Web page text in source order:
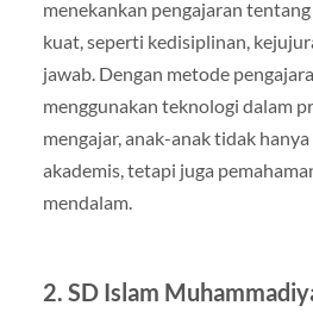
menekankan pengajaran
kuat, seperti kedisiplinan,
jawab. Dengan metode
menggunakan teknologi dalam
mengajar, anak-anak tidak
akademis, tetapi juga
mendalam.
2. SD Islam